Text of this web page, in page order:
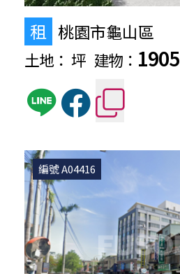
租 桃園市龜山區
土地： 坪 建物： 1905
編號 A04416